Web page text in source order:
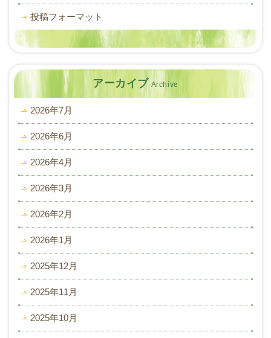
投稿フォーマット
アーカイブ Archive
2026年7月
2026年6月
2026年4月
2026年3月
2026年2月
2026年1月
2025年12月
2025年11月
2025年10月